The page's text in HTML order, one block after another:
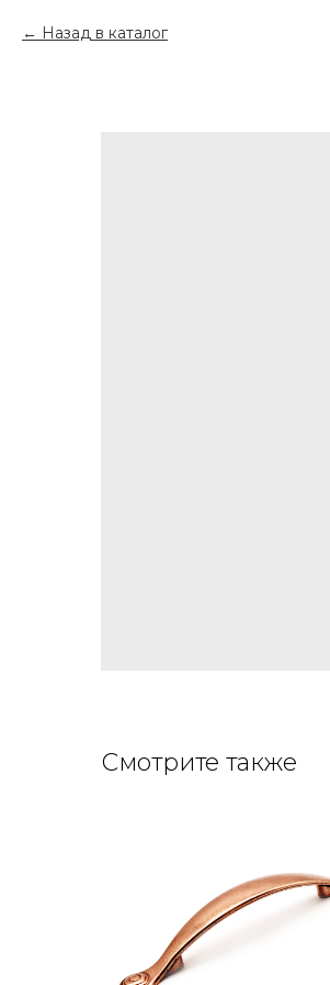
Назад в каталог
Смотрите также